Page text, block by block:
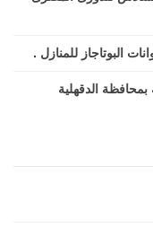
البوتاجاز للمنازل .
الدقهلية